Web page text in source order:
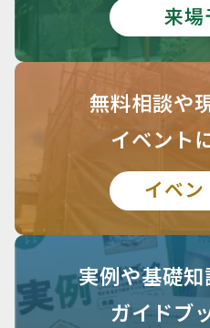
来場
無料相談や
イベント
イベ
実例や基礎知
ガイドブ